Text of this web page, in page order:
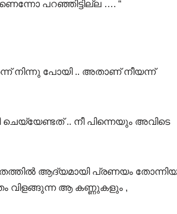
പറഞ്ഞിട്ടില്ല …. “
നിന്നു പോയി .. അതാണ് നീയന്ന്
ചെയ്യേണ്ടത് .. നീ പിന്നെയും അവിടെ
ആദ്യമായി പ്രണയം
വിളങ്ങുന്ന ആ കണ്ണുകളും ,